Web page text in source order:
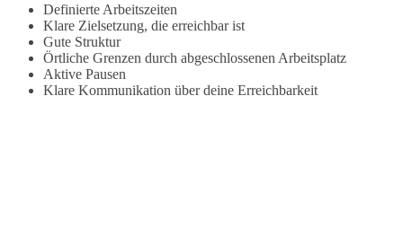
Definierte Arbeitszeiten
Klare Zielsetzung, die erreichbar ist
Gute Struktur
Örtliche Grenzen durch abgeschlossenen Arbeitsplatz
Aktive Pausen
Klare Kommunikation über deine Erreichbarkeit